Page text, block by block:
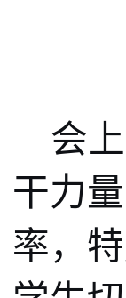
会
干力
率，